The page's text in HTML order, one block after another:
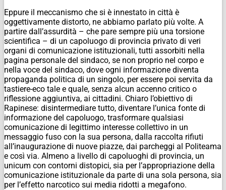
Eppure il meccanismo che si è innestato in città è
oggettivamente distorto, ne abbiamo parlato più volte. A
partire dall’assurdità – che pare sempre più una torsione
scientifica – di un capoluogo di provincia privato di veri
organi di comunicazione istituzionali, tutti assorbiti nella
pagina personale del sindaco, se non proprio nel corpo e
nella voce del sindaco, dove ogni informazione diventa
propaganda politica di un singolo, per essere poi servita da
tastiere-eco tale e quale, senza alcun accenno critico o
riflessione aggiuntiva, ai cittadini. Chiaro l’obiettivo di
Rapinese: disintermediare tutto, diventare l’unica fonte di
informazione del capoluogo, trasformare qualsiasi
comunicazione di legittimo interesse collettivo in un
messaggio fuso con la sua persona, dalla raccolta rifiuti
all’inaugurazione di nuove piazze, dai parcheggi al Politeama
e così via. Almeno a livello di capoluoghi di provincia, un
unicum con contorni distopici, sia per l’appropriazione della
comunicazione istituzionale da parte di una sola persona, sia
per l’effetto narcotico sui media ridotti a megafono.